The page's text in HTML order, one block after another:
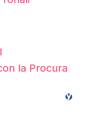
la Procura